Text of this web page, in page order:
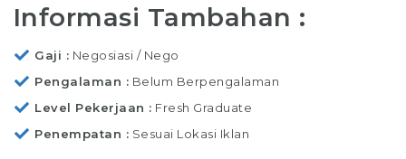
Informasi Tambahan :
Gaji
Negosiasi / Nego
Pengalaman
Belum Berpengalaman
Level Pekerjaan
Fresh Graduate
Penempatan
Sesuai Lokasi Iklan